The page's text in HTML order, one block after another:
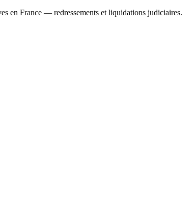
en France — redressements et liquidations judiciaires.